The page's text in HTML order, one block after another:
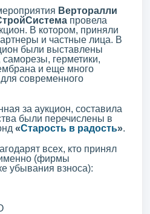
Верторалли
провела
В котором, приняли
и частные лица. В
были выставлены
герметики,
и еще много
современного
за аукцион, составила
были перечислены в
«Старость в радость».
всех, кто принял
именно (фирмы
убывания взноса):